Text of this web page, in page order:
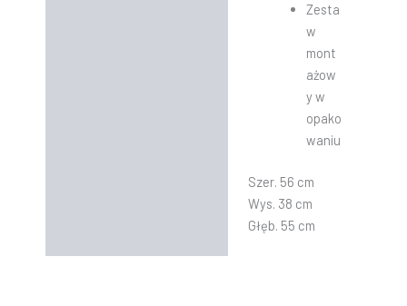
Zesta
w
mont
ażow
y w
opako
waniu
Szer. 56 cm
Wys. 38 cm
Głęb. 55 cm